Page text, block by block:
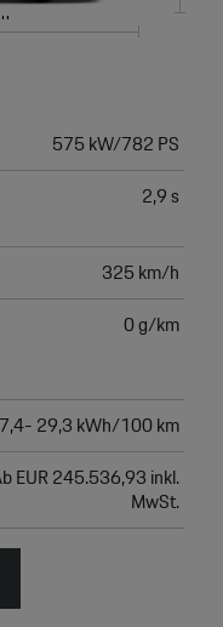
575 kW/782 PS
2,9 s
325 km/h
0 g/km
29,3 kWh/100 km
EUR 245.536,93 inkl.
MwSt.